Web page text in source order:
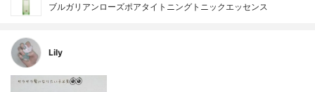
ブルガリアンローズポアタイトニングトニックエッセンス
Lily